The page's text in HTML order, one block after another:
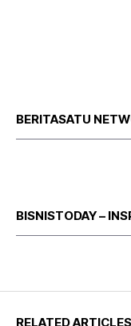
BERITASATU
BISNISTODAY –
RELATED ARTICLES